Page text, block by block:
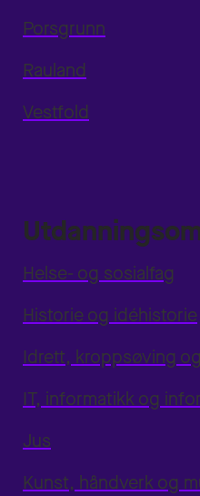
Porsgrunn
Rauland
Vestfold
Helse- og sosialfag
Historie og idéhistorie
Idrett, kroppsøving
IT, informatikk og
Jus
Kunst, håndverk og